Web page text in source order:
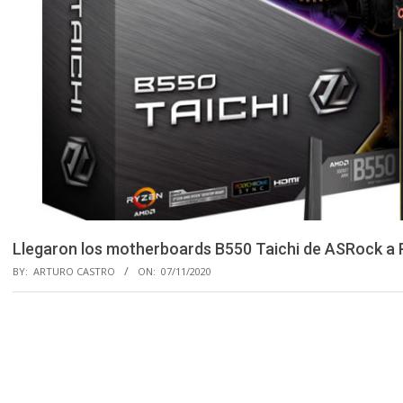
Llegaron los motherboards B550 Taichi de ASRock a
BY: ARTURO CASTRO ON: 07/11/2020